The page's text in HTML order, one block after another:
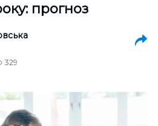
прогноз
329